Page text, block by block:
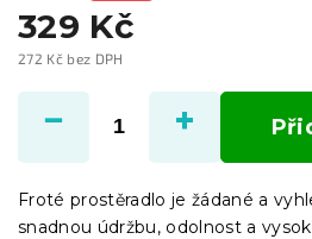
329 Kč
272 Kč bez DPH
cena:
Froté prostěradlo je žádané a
snadnou údržbu, odolnost a